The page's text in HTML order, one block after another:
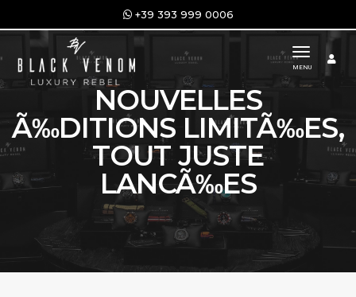
+39 393 999 0006
toggle
MENU
NOUVELLES
Ã‰DITIONS LIMITÃ‰ES,
TOUT JUSTE
LANCÃ‰ES